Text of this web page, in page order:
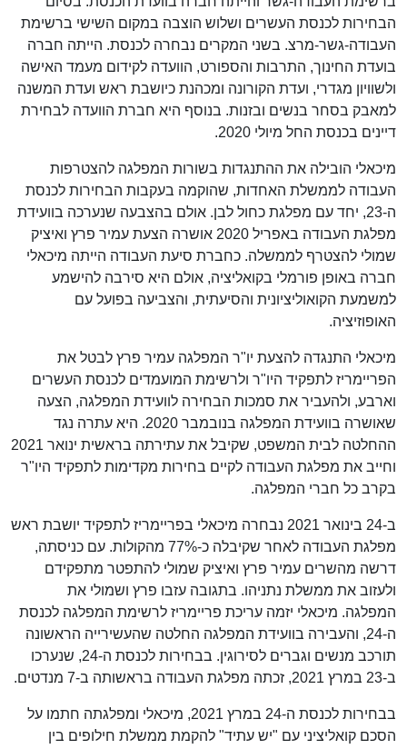
הבחירות לכנסת העשרים ושלוש הוצבה במקום השישי ברשימת
העבודה-גשר-מרצ. בשני המקרים נבחרה לכנסת. הייתה חברה
בועדת החינוך, התרבות והספורט, הוועדה לקידום מעמד האישה
ולשוויון מגדרי, ועדת הקורונה ומכהנת כיושבת ראש ועדת המשנה
למאבק בסחר בנשים ובזנות. בנוסף היא חברת הוועדה לבחירת
דיינים בכנסת החל מיולי 2020.
מיכאלי הובילה את ההתנגדות בשורות המפלגה להצטרפות
העבודה לממשלת האחדות, שהוקמה בעקבות הבחירות לכנסת
ה-23, יחד עם מפלגת כחול לבן. אולם בהצבעה שנערכה בוועידת
מפלגת העבודה באפריל 2020 אושרה הצעת עמיר פרץ ואיציק
שמולי להצטרף לממשלה. כחברת סיעת העבודה הייתה מיכאלי
חברה באופן פורמלי בקואליציה, אולם היא סירבה להישמע
למשמעת הקואוליציונית והסיעתית, והצביעה בפועל עם
האופוזיציה.
מיכאלי התנגדה להצעת יו"ר המפלגה עמיר פרץ לבטל את
הפריימריז לתפקיד היו"ר ולרשימת המועמדים לכנסת העשרים
וארבע, ולהעביר את סמכות הבחירה לוועידת המפלגה, הצעה
שאושרה בוועידת המפלגה בנובמבר 2020. היא עתרה נגד
ההחלטה לבית המשפט, שקיבל את עתירתה בראשית ינואר 2021
וחייב את מפלגת העבודה לקיים בחירות מקדימות לתפקיד היו"ר
בקרב כל חברי המפלגה.
ב-24 בינואר 2021 נבחרה מיכאלי בפריימריז לתפקיד יושבת ראש
מפלגת העבודה לאחר שקיבלה כ-77% מהקולות. עם כניסתה,
דרשה מהשרים עמיר פרץ ואיציק שמולי להתפטר מתפקידם
ולעזוב את ממשלת נתניהו. בתגובה עזבו פרץ ושמולי את
המפלגה. מיכאלי יזמה עריכת פריימריז לרשימת המפלגה לכנסת
ה-24, והעבירה בוועידת המפלגה החלטה שהעשירייה הראשונה
תורכב מנשים וגברים לסירוגין. בבחירות לכנסת ה-24, שנערכו
ב-23 במרץ 2021, זכתה מפלגת העבודה בראשותה ב-7 מנדטים.
בבחירות לכנסת ה-24 במרץ 2021, מיכאלי ומפלגתה חתמו על
הסכם קואליציני עם "יש עתיד" להקמת ממשלת חילופים בין